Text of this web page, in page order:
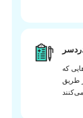
که
طریق